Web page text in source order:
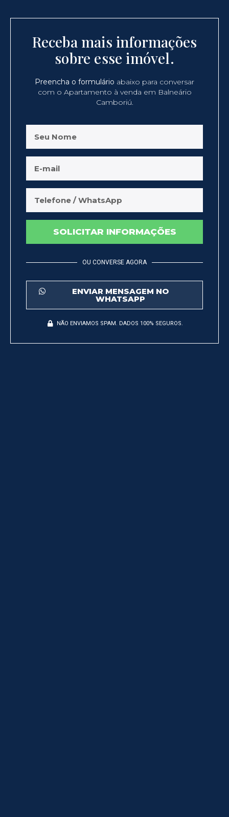
Receba mais informações
sobre esse imóvel.
Preencha o formulário abaixo para conversar
com o Apartamento à venda em Balneário
Camboriú.
SOLICITAR INFORMAÇÕES
OU CONVERSE AGORA
ENVIAR MENSAGEM NO
WHATSAPP
NÃO ENVIAMOS SPAM. DADOS 100% SEGUROS.